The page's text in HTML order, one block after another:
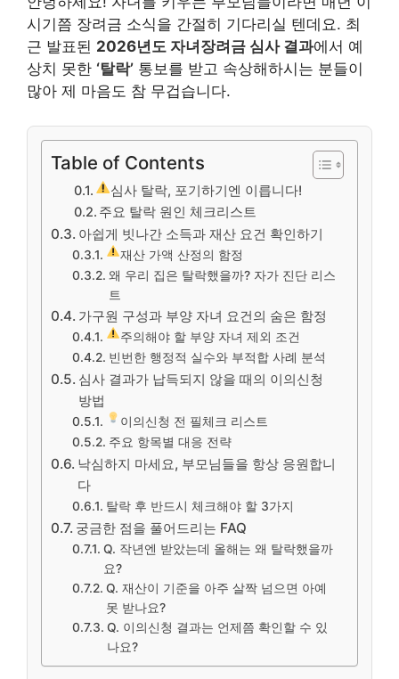
시기쯤 장려금 소식을 간절히 기다리실 텐데요. 최
근 발표된 2026년도 자녀장려금 심사 결과에서 예
상치 못한 ‘탈락’ 통보를 받고 속상해하시는 분들이
많아 제 마음도 참 무겁습니다.
Table of Contents
심사 탈락, 포기하기엔 이릅니다!
주요 탈락 원인 체크리스트
아쉽게 빗나간 소득과 재산 요건 확인하기
재산 가액 산정의 함정
왜 우리 집은 탈락했을까? 자가 진단 리스
트
가구원 구성과 부양 자녀 요건의 숨은 함정
주의해야 할 부양 자녀 제외 조건
빈번한 행정적 실수와 부적합 사례 분석
심사 결과가 납득되지 않을 때의 이의신청
방법
이의신청 전 필체크 리스트
주요 항목별 대응 전략
낙심하지 마세요, 부모님들을 항상 응원합니
다
탈락 후 반드시 체크해야 할 3가지
궁금한 점을 풀어드리는 FAQ
Q. 작년엔 받았는데 올해는 왜 탈락했을까
요?
Q. 재산이 기준을 아주 살짝 넘으면 아예
못 받나요?
Q. 이의신청 결과는 언제쯤 확인할 수 있
나요?